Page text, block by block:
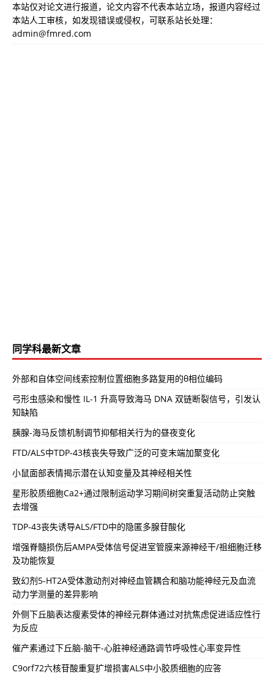
本站仅对论文进行报道，论文内容不代表本站立场，报道内容经过
本站人工审核，如发现错误或侵权，可联系站长处理：
admin@fmred.com
同学科最新文章
外部和自体空间线索控制位置细胞多路复用的θ相位编码
弓形虫感染和慢性 IL-1 升高导致海马 DNA 双链断裂信号，引发认
知缺陷
胰腺-海马反馈机制调节抑郁相关行为的昼夜变化
FTD/ALS中TDP-43核丧失导致广泛的可变末端加聚变化
小鼠面部表情揭示潜在认知变量及其神经相关性
星形胶质细胞Ca2+通过限制运动学习期间树突重复活动防止突触
去增强
TDP-43丧失诱导ALS/FTD中的隐匿多腺苷酸化
增强脊髓损伤后AMPA受体信号促进室管膜来源神经干/祖细胞迁移
及功能恢复
致幻剂5-HT2A受体激动剂对神经血管耦合和脑功能神经元及血流
动力学测量的差异影响
外侧下丘脑表达瘦素受体的神经元群体通过对抗焦虑促进适应性行
为反应
催产素通过下丘脑-脑干-心脏神经通路调节呼吸性心率变异性
C9orf72六核苷酸重复扩增损害ALS中小胶质细胞的应答